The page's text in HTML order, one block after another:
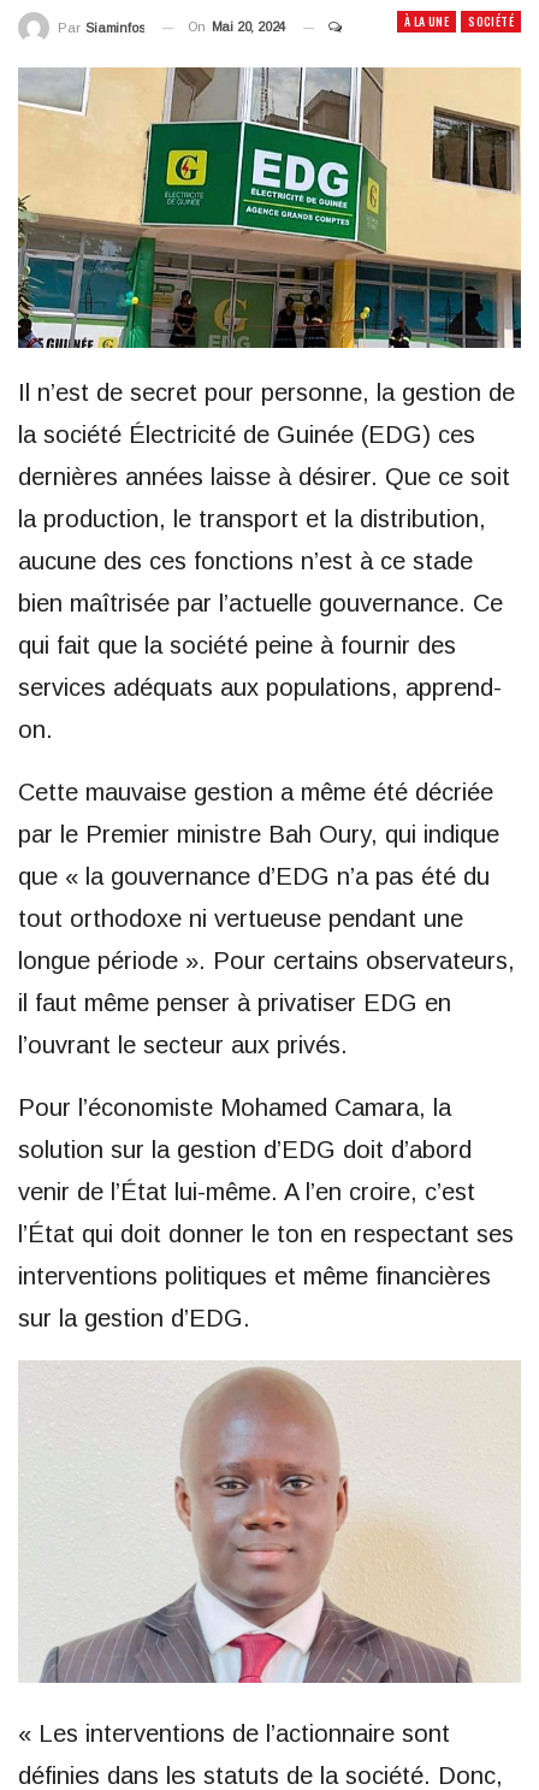
À LA UNE SOCIÉTÉ
Par Siaminfos On Mai 20, 2024
Il n’est de secret pour personne, la gestion de
la société Électricité de Guinée (EDG) ces
dernières années laisse à désirer. Que ce soit
la production, le transport et la distribution,
aucune des ces fonctions n’est à ce stade
bien maîtrisée par l’actuelle gouvernance. Ce
qui fait que la société peine à fournir des
services adéquats aux populations, apprend-
on.
Cette mauvaise gestion a même été décriée
par le Premier ministre Bah Oury, qui indique
que « la gouvernance d’EDG n’a pas été du
tout orthodoxe ni vertueuse pendant une
longue période ». Pour certains observateurs,
il faut même penser à privatiser EDG en
l’ouvrant le secteur aux privés.
Pour l’économiste Mohamed Camara, la
solution sur la gestion d’EDG doit d’abord
venir de l’État lui-même. A l’en croire, c’est
l’État qui doit donner le ton en respectant ses
interventions politiques et même financières
sur la gestion d’EDG.
« Les interventions de l’actionnaire sont
définies dans les statuts de la société. Donc,